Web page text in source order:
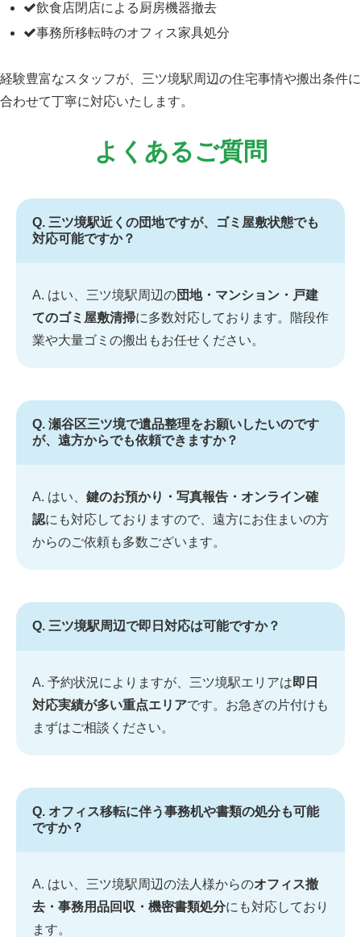
飲食店閉店による厨房機器撤去
事務所移転時のオフィス家具処分
経験豊富なスタッフが、三ツ境駅周辺の住宅事情や搬出条件に
合わせて丁寧に対応いたします。
よくあるご質問
Q. 三ツ境駅近くの団地ですが、ゴミ屋敷状態でも
対応可能ですか？
A. はい、三ツ境駅周辺の団地・マンション・戸建
てのゴミ屋敷清掃に多数対応しております。階段作
業や大量ゴミの搬出もお任せください。
Q. 瀬谷区三ツ境で遺品整理をお願いしたいのです
が、遠方からでも依頼できますか？
A. はい、 鍵のお預かり・写真報告・オンライン確
認にも対応しておりますので、遠方にお住まいの方
からのご依頼も多数ございます。
Q. 三ツ境駅周辺で即日対応は可能ですか？
A. 予約状況によりますが、三ツ境駅エリアは 即日
対応実績が多い重点エリアです。お急ぎの片付けも
まずはご相談ください。
Q. オフィス移転に伴う事務机や書類の処分も可能
ですか？
A. はい、三ツ境駅周辺の法人様からのオフィス撤
去・事務用品回収・機密書類処分にも対応しており
ます。